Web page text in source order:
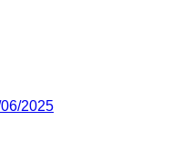
2025